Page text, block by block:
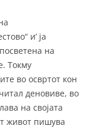
и’ ја
на
Токму
во освртот кон
деновиве, во
на својата
живот пишува